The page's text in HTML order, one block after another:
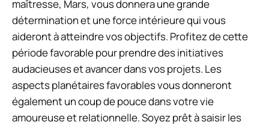
maîtresse, Mars, vous donnera une grande
détermination et une force intérieure qui vous
aideront à atteindre vos objectifs. Profitez de cette
période favorable pour prendre des initiatives
audacieuses et avancer dans vos projets. Les
aspects planétaires favorables vous donneront
également un coup de pouce dans votre vie
amoureuse et relationnelle. Soyez prêt à saisir les